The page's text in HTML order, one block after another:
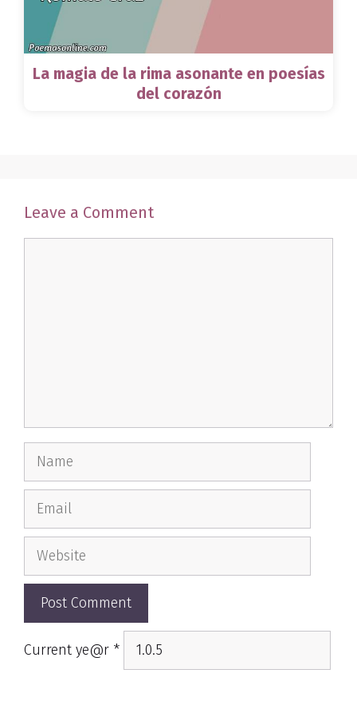
La magia de la rima asonante en poesías
del corazón
Leave a Comment
Name
Email
Website
Current ye@r *